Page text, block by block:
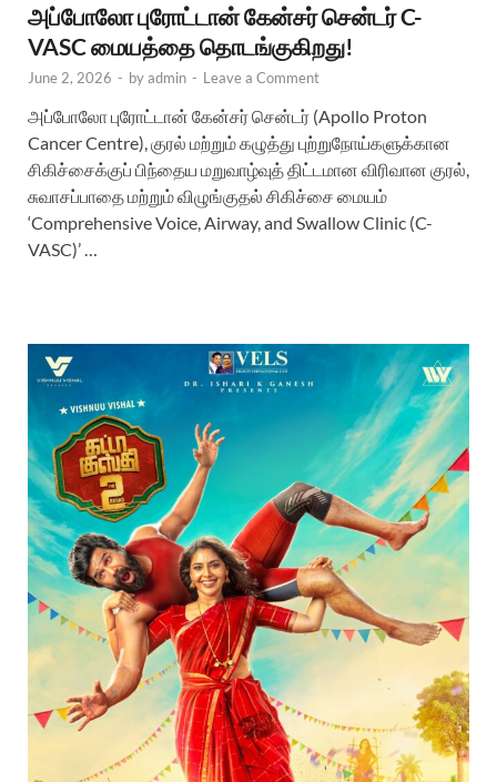
அப்போலோ புரோட்டான் கேன்சர் சென்டர் C-
VASC மையத்தை தொடங்குகிறது!
June 2, 2026 - byadmin - Leave a Comment
அப்போலோ புரோட்டான் கேன்சர் சென்டர் (Apollo Proton
Cancer Centre), குரல் மற்றும் கழுத்து புற்றுநோய்களுக்கான
சிகிச்சைக்குப் பிந்தைய மறுவாழ்வுத் திட்டமான விரிவான குரல்,
சுவாசப்பாதை மற்றும் விழுங்குதல் சிகிச்சை மையம்
‘Comprehensive Voice, Airway, and Swallow Clinic (C-
VASC)’ …